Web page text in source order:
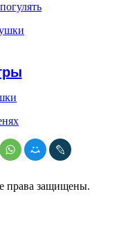
права защищены.